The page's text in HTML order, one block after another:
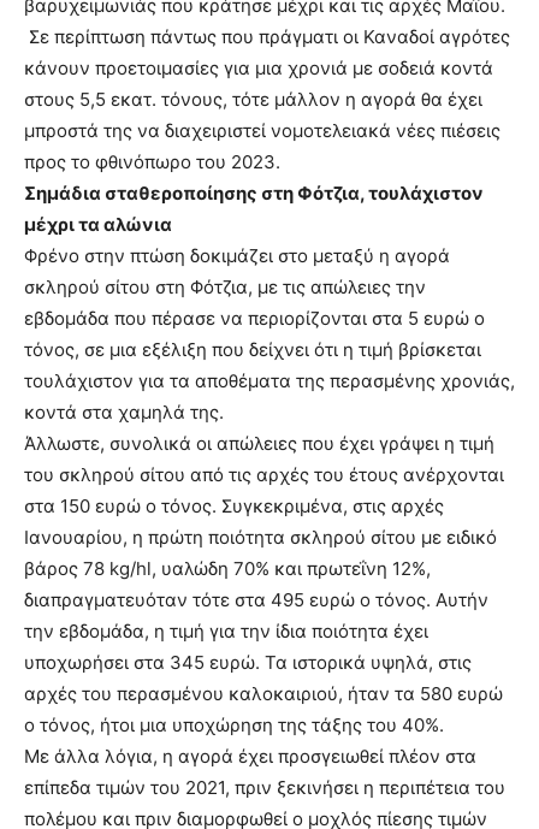
βαρυχειμωνιάς που κράτησε μέχρι και τις αρχές Μαΐου.
Σε περίπτωση πάντως που πράγματι οι Καναδοί αγρότες
κάνουν προετοιμασίες για μια χρονιά με σοδειά κοντά
στους 5,5 εκατ. τόνους, τότε μάλλον η αγορά θα έχει
μπροστά της να διαχειριστεί νομοτελειακά νέες πιέσεις
προς το φθινόπωρο του 2023.
Σημάδια σταθεροποίησης στη Φότζια, τουλάχιστον
μέχρι τα αλώνια
Φρένο στην πτώση δοκιμάζει στο μεταξύ η αγορά
σκληρού σίτου στη Φότζια, με τις απώλειες την
εβδομάδα που πέρασε να περιορίζονται στα 5 ευρώ ο
τόνος, σε μια εξέλιξη που δείχνει ότι η τιμή βρίσκεται
τουλάχιστον για τα αποθέματα της περασμένης χρονιάς,
κοντά στα χαμηλά της.
Άλλωστε, συνολικά οι απώλειες που έχει γράψει η τιμή
του σκληρού σίτου από τις αρχές του έτους ανέρχονται
στα 150 ευρώ ο τόνος. Συγκεκριμένα, στις αρχές
Ιανουαρίου, η πρώτη ποιότητα σκληρού σίτου με ειδικό
βάρος 78 kg/hl, υαλώδη 70% και πρωτεΐνη 12%,
διαπραγματευόταν τότε στα 495 ευρώ ο τόνος. Αυτήν
την εβδομάδα, η τιμή για την ίδια ποιότητα έχει
υποχωρήσει στα 345 ευρώ. Τα ιστορικά υψηλά, στις
αρχές του περασμένου καλοκαιριού, ήταν τα 580 ευρώ
ο τόνος, ήτοι μια υποχώρηση της τάξης του 40%.
Με άλλα λόγια, η αγορά έχει προσγειωθεί πλέον στα
επίπεδα τιμών του 2021, πριν ξεκινήσει η περιπέτεια του
πολέμου και πριν διαμορφωθεί ο μοχλός πίεσης τιμών